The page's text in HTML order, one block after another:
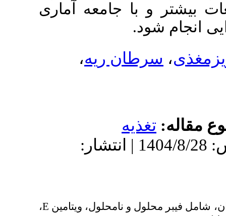
و با جامعه آماری
شود.
،سرطان ریه،
تغذيه
دریافت: 1404/6/26 | پذیرش: 1404/8/28 | انتشار:
محلول و نامحلول، ویتامینE،